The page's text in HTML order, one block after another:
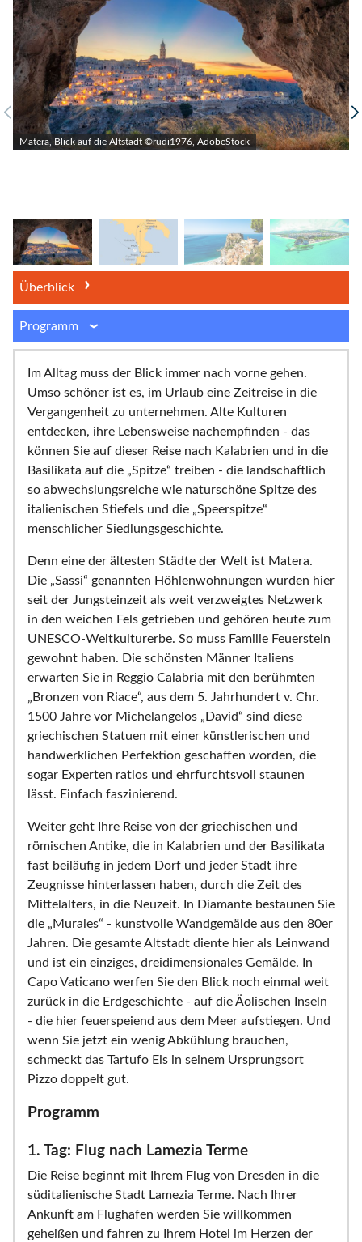
Matera, Blick auf die Altstadt ©rudi1976, AdobeStock
Überblick
Programm
Im Alltag muss der Blick immer nach vorne gehen.
Umso schöner ist es, im Urlaub eine Zeitreise in die
Vergangenheit zu unternehmen. Alte Kulturen
entdecken, ihre Lebensweise nachempfinden - das
können Sie auf dieser Reise nach Kalabrien und in die
Basilikata auf die „Spitze“ treiben - die landschaftlich
so abwechslungsreiche wie naturschöne Spitze des
italienischen Stiefels und die „Speerspitze“
menschlicher Siedlungsgeschichte.
Denn eine der ältesten Städte der Welt ist Matera.
Die „Sassi“ genannten Höhlenwohnungen wurden hier
seit der Jungsteinzeit als weit verzweigtes Netzwerk
in den weichen Fels getrieben und gehören heute zum
UNESCO-Weltkulturerbe. So muss Familie Feuerstein
gewohnt haben. Die schönsten Männer Italiens
erwarten Sie in Reggio Calabria mit den berühmten
„Bronzen von Riace“, aus dem 5. Jahrhundert v. Chr.
1500 Jahre vor Michelangelos „David“ sind diese
griechischen Statuen mit einer künstlerischen und
handwerklichen Perfektion geschaffen worden, die
sogar Experten ratlos und ehrfurchtsvoll staunen
lässt. Einfach faszinierend.
Weiter geht Ihre Reise von der griechischen und
römischen Antike, die in Kalabrien und der Basilikata
fast beiläufig in jedem Dorf und jeder Stadt ihre
Zeugnisse hinterlassen haben, durch die Zeit des
Mittelalters, in die Neuzeit. In Diamante bestaunen Sie
die „Murales“ - kunstvolle Wandgemälde aus den 80er
Jahren. Die gesamte Altstadt diente hier als Leinwand
und ist ein einziges, dreidimensionales Gemälde. In
Capo Vaticano werfen Sie den Blick noch einmal weit
zurück in die Erdgeschichte - auf die Äolischen Inseln
- die hier feuerspeiend aus dem Meer aufstiegen. Und
wenn Sie jetzt ein wenig Abkühlung brauchen,
schmeckt das Tartufo Eis in seinem Ursprungsort
Pizzo doppelt gut.
Programm
1. Tag: Flug nach Lamezia Terme
Die Reise beginnt mit Ihrem Flug von Dresden in die
süditalienische Stadt Lamezia Terme. Nach Ihrer
Ankunft am Flughafen werden Sie willkommen
geheißen und fahren zu Ihrem Hotel im Herzen der